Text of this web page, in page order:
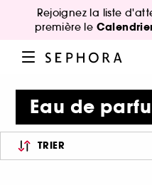
Rejoignez la liste
première le
Eau de
TRIER